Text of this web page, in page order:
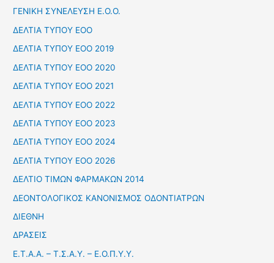
ΓΕΝΙΚΗ ΣΥΝΕΛΕΥΣΗ Ε.Ο.Ο.
ΔΕΛΤΙΑ ΤΥΠΟΥ ΕΟΟ
ΔΕΛΤΙΑ ΤΥΠΟΥ ΕΟΟ 2019
ΔΕΛΤΙΑ ΤΥΠΟΥ ΕΟΟ 2020
ΔΕΛΤΙΑ ΤΥΠΟΥ ΕΟΟ 2021
ΔΕΛΤΙΑ ΤΥΠΟΥ ΕΟΟ 2022
ΔΕΛΤΙΑ ΤΥΠΟΥ ΕΟΟ 2023
ΔΕΛΤΙΑ ΤΥΠΟΥ ΕΟΟ 2024
ΔΕΛΤΙΑ ΤΥΠΟΥ ΕΟΟ 2026
ΔΕΛΤΙΟ ΤΙΜΩΝ ΦΑΡΜΑΚΩΝ 2014
ΔΕΟΝΤΟΛΟΓΙΚΟΣ ΚΑΝΟΝΙΣΜΟΣ ΟΔΟΝΤΙΑΤΡΩΝ
ΔΙΕΘΝΗ
ΔΡΑΣΕΙΣ
Ε.Τ.Α.Α. – Τ.Σ.Α.Υ. – Ε.Ο.Π.Υ.Υ.